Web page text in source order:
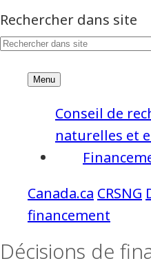
CRSNG
financement
Conseil de
naturelles et
Décisions de